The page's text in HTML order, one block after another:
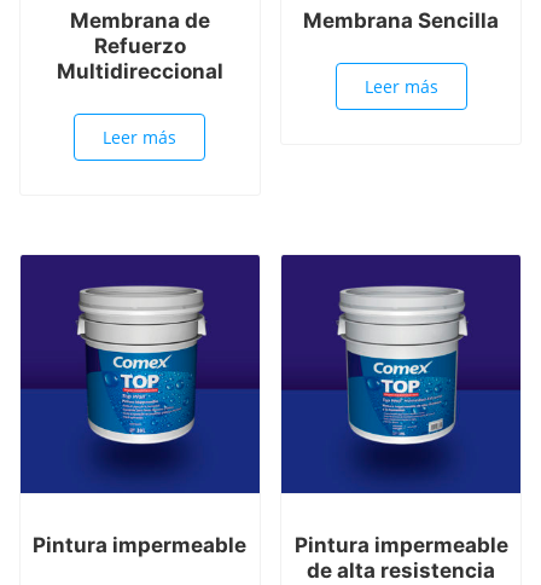
Membrana de
Refuerzo
Multidireccional
Leer más
Membrana Sencilla
Leer más
Pintura impermeable
Pintura impermeable
de alta resistencia